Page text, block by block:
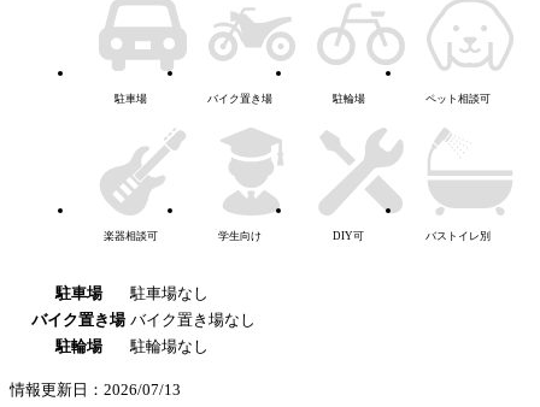
駐車場 バイク置き場 駐輪場 ペット相談可
楽器相談可 学生向け DIY可 バストイレ別
駐車場
駐車場なし
バイク置き場 バイク置き場なし
駐輪場
駐輪場なし
情報更新日：2026/07/13